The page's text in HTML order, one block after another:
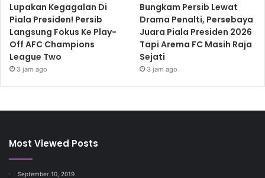
Lupakan Kegagalan Di
Piala Presiden! Persib
Langsung Fokus Ke Play-
Off AFC Champions
League Two
3 jam ago
Bungkam Persib Lewat
Drama Penalti, Persebaya
Juara Piala Presiden 2026
Tapi Arema FC Masih Raja
Sejati
3 jam ago
Most Viewed Posts
September 10, 2019